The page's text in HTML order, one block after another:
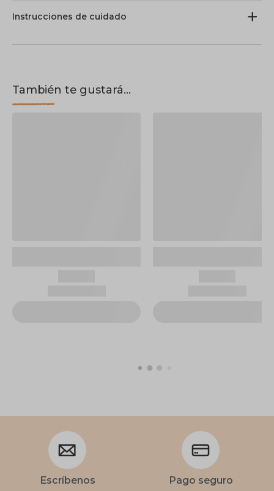
Instrucciones de cuidado
También te gustará...
Escríbenos Pago seguro